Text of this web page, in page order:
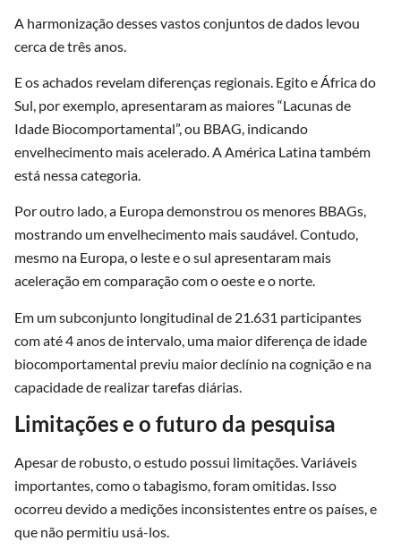
A harmonização desses vastos conjuntos de dados levou
cerca de três anos.
E os achados revelam diferenças regionais. Egito e África do
Sul, por exemplo, apresentaram as maiores “Lacunas de
Idade Biocomportamental”, ou BBAG, indicando
envelhecimento mais acelerado. A América Latina também
está nessa categoria.
Por outro lado, a Europa demonstrou os menores BBAGs,
mostrando um envelhecimento mais saudável. Contudo,
mesmo na Europa, o leste e o sul apresentaram mais
aceleração em comparação com o oeste e o norte.
Em um subconjunto longitudinal de 21.631 participantes
com até 4 anos de intervalo, uma maior diferença de idade
biocomportamental previu maior declínio na cognição e na
capacidade de realizar tarefas diárias.
Limitações e o futuro da pesquisa
Apesar de robusto, o estudo possui limitações. Variáveis
importantes, como o tabagismo, foram omitidas. Isso
ocorreu devido a medições inconsistentes entre os países, e
que não permitiu usá-los.